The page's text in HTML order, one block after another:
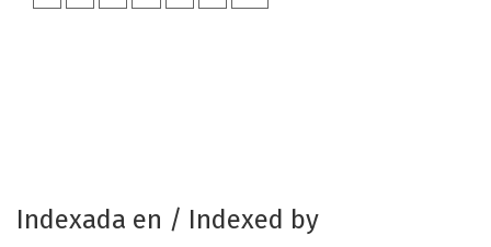
Indexada en / Indexed by